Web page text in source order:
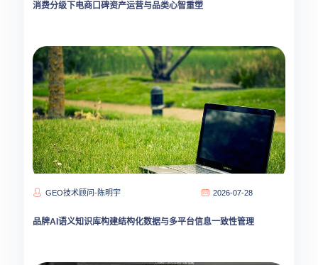
消费分级下电商口碑资产运营与品类心智重塑
GEO技术顾问-陈明宇 2026-07-28
品牌AI语义知识库构建结构化数据与多平台信息一致性管理